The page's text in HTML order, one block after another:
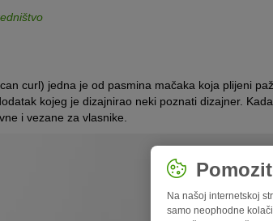
curl) jedna je od pasmina mačaka koja plijeni
kojeg je dizajnirao neki poznati dizajner.
e i vezane za vlasnike
Na našoj internetskoj
samo neophodne